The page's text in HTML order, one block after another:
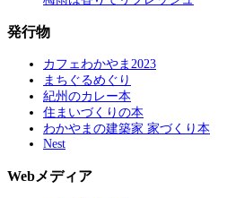
発行物
カフェわかやま2023
まちぐるめぐり
紀州のカレー本
住まいづくりの本
わかやまの建築家 家づくり本
Nest
Webメディア